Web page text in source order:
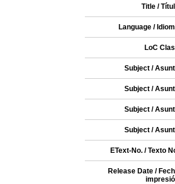
Title /
Language /
LoC
Subject /
Subject /
Subject /
Subject /
EText-No. / Texto
Release Date /